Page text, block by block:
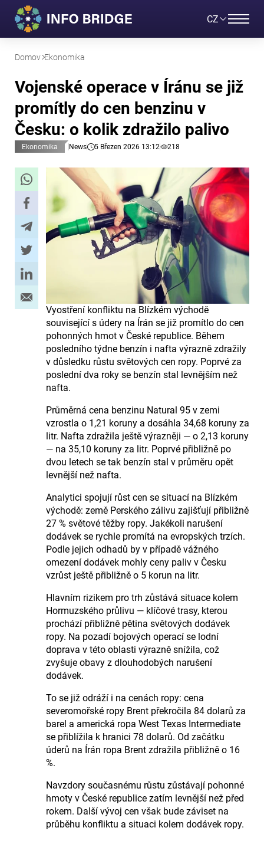
CZ
Domov Ekonomika
Vojenské operace v Íránu se již
promítly do cen benzinu v
Česku: o kolik zdražilo palivo
Ekonomika News 5 Březen 2026 13:12 218
Vyostření konfliktu na Blízkém východě
související s údery na Írán se již promítlo do cen
pohonných hmot v České republice. Během
posledního týdne benzín i nafta výrazně zdražily
v důsledku růstu světových cen ropy. Poprvé za
poslední dva roky se benzín stal levnějším než
nafta.
Průměrná cena benzinu Natural 95 v zemi
vzrostla o 1,21 koruny a dosáhla 34,68 koruny za
litr. Nafta zdražila ještě výrazněji — o 2,13 koruny
— na 35,10 koruny za litr. Poprvé přibližně po
dvou letech se tak benzín stal v průměru opět
levnější než nafta.
Analytici spojují růst cen se situací na Blízkém
východě: země Perského zálivu zajišťují přibližně
27 % světové těžby ropy. Jakékoli narušení
dodávek se rychle promítá na evropských trzích.
Podle jejich odhadů by v případě vážného
omezení dodávek mohly ceny paliv v Česku
vzrůst ještě přibližně o 5 korun na litr.
Hlavním rizikem pro trh zůstává situace kolem
Hormuzského průlivu — klíčové trasy, kterou
prochází přibližně pětina světových dodávek
ropy. Na pozadí bojových operací se lodní
doprava v této oblasti výrazně snížila, což
zvyšuje obavy z dlouhodobých narušení
dodávek.
To se již odráží i na cenách ropy: cena
severomořské ropy Brent překročila 84 dolarů za
barel a americká ropa West Texas Intermediate
se přiblížila k hranici 78 dolarů. Od začátku
úderů na Írán ropa Brent zdražila přibližně o 16
%.
Navzdory současnému růstu zůstávají pohonné
hmoty v České republice zatím levnější než před
rokem. Další vývoj cen však bude záviset na
průběhu konfliktu a situaci kolem dodávek ropy.